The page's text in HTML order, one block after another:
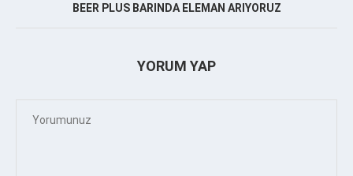
BEER PLUS BARINDA ELEMAN ARIYORUZ
YORUM YAP